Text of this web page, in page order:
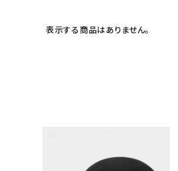
シーズンから探
表示する商品はありません。